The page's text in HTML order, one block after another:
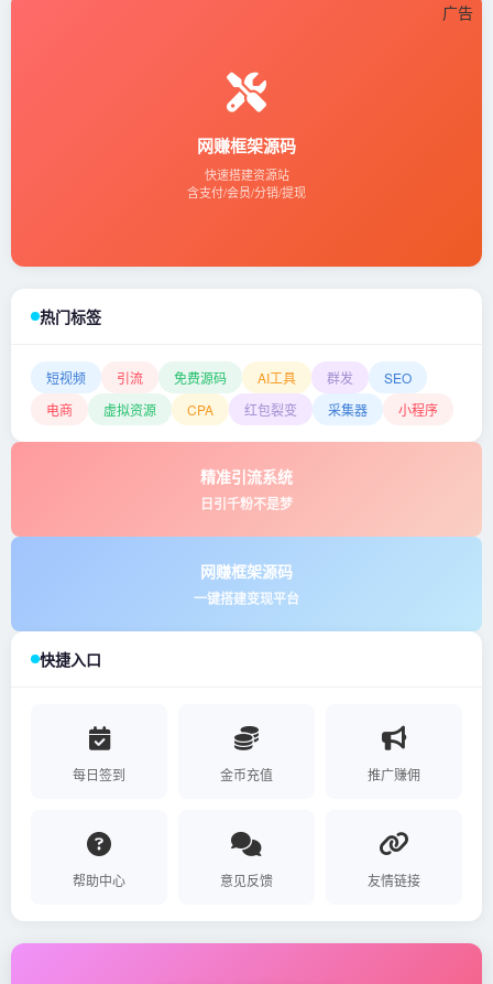
广告
网赚框架源码
快速搭建资源站
含支付/会员/分销/提现
热门标签
短视频 引流 免费源码 AI工具 群发
SEO
电商
虚拟资源 CPA 红包裂变 采集器 小程序
精准引流系统
日引千粉不是梦
网赚框架源码
一键搭建变现平台
快捷入口
每日签到 金币充值 推广赚佣
帮助中心 意见反馈 友情链接